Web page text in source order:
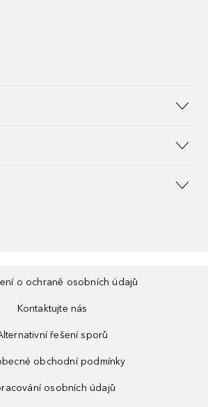
o ochraně osobních údajů
Kontaktujte nás
řešení sporů
obchodní podmínky
osobních údajů